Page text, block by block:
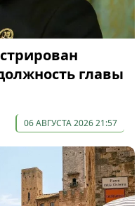
главы
06 АВГУСТА 2026 21:57